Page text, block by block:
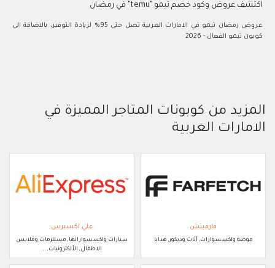
اكتشف عروض وكود خصم تيمو "temu" في رمضان
عروض رمضان تيمو في الامارات العربية تصل حتى 95% لزيادة التوفير، بالاضافة الى
كوبون تيمو الفعال - 2026
المزيد من كوبونات المتاجر المميزة في
الامارات العربية
فارفيتش
موضة واكسسوارات, أثاث وديكور, هدايا
علي اكسبرس
سيارات واكسسواراتها, مستلزمات وملابس
الاطفال, الألكترونيات, ..